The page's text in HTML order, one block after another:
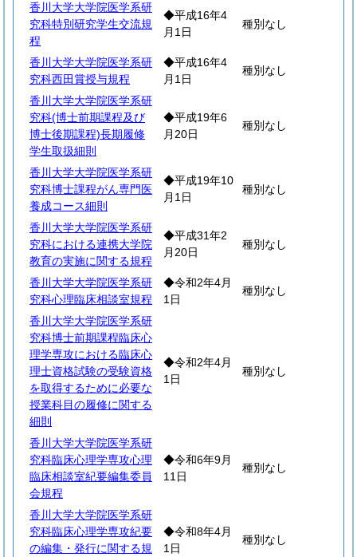
香川大学大学院医学系研
究科特別研究学生交流規
程
◆平成16年4
月1日
種別なし
香川大学大学院医学系研
究科西田賞授与規程
◆平成16年4
月1日
種別なし
香川大学大学院医学系研
究科(博士前期課程及び
博士後期課程)長期履修
学生取扱細則
◆平成19年6
月20日
種別なし
香川大学大学院医学系研
究科博士課程がん専門医
養成コース細則
◆平成19年10
月1日
種別なし
香川大学大学院医学系研
究科における連携大学院
教育の実施に関する規程
◆平成31年2
月20日
種別なし
香川大学大学院医学系研
究科心理臨床相談室規程
◆令和2年4月
1日
種別なし
香川大学大学院医学系研
究科博士前期課程臨床心
理学専攻における臨床心
理士資格試験の受験資格
を取得するために必要な
授業科目の履修に関する
細則
◆令和2年4月
1日
種別なし
香川大学大学院医学系研
究科臨床心理学専攻心理
臨床相談室紀要編集委員
会規程
◆令和6年9月
11日
種別なし
香川大学大学院医学系研
究科臨床心理学専攻紀要
の編集・発行に関する規
◆令和8年4月
1日
種別なし